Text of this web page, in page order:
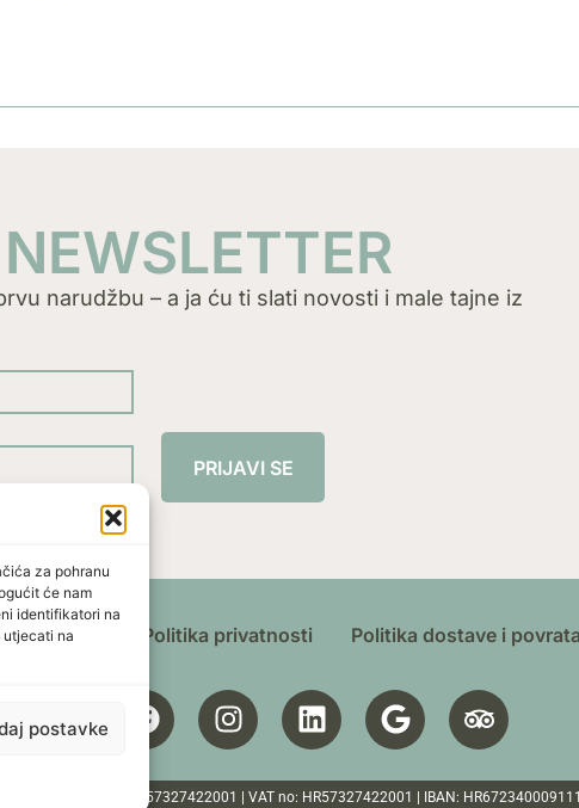
za pohranu
će nam
identifikatori na
na
postavke
narudžbu – a ja ću ti slati novosti i male tajne iz
PRIJAVI SE
korištenja Politika privatnosti Politika dostave i
| Croatia | OIB: 57327422001 | VAT no: HR57327422001 | IBAN: